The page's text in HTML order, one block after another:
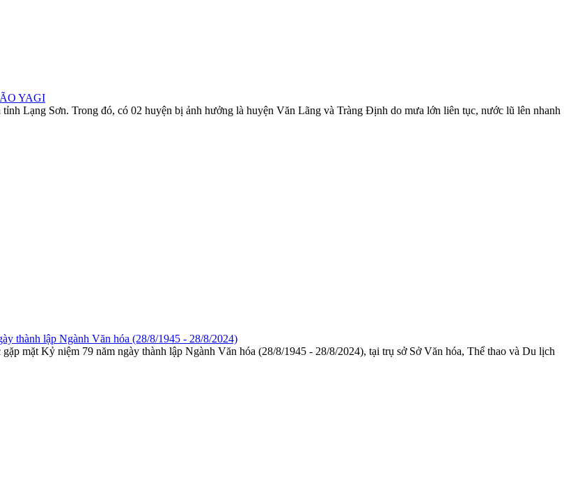
YAGI
Lạng Sơn. Trong đó, có 02 huyện bị ảnh hưởng là huyện Văn Lãng và Tràng Định do mưa lớn liên tục, nước lũ lên nhanh
thành lập Ngành Văn hóa (28/8/1945 - 28/8/2024)
mặt Kỷ niệm 79 năm ngày thành lập Ngành Văn hóa (28/8/1945 - 28/8/2024), tại trụ sở Sở Văn hóa, Thể thao và Du lịch